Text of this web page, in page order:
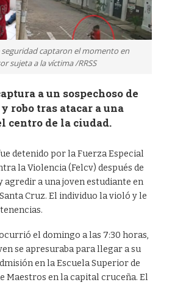
seguridad captaron el momento en
sujeta a la víctima /RRSS
a un sospechoso de
robo tras atacar a una
centro de la ciudad.
detenido por la Fuerza Especial
la Violencia (Felcv) después de
a una joven estudiante en
Cruz. El individuo la violó y le
el domingo a las 7:30 horas,
se apresuraba para llegar a su
en la Escuela Superior de
Maestros en la capital cruceña. El